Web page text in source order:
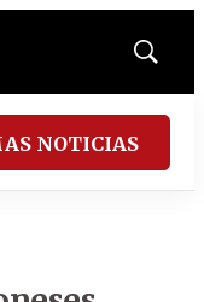
Mostrar
NOTICIAS